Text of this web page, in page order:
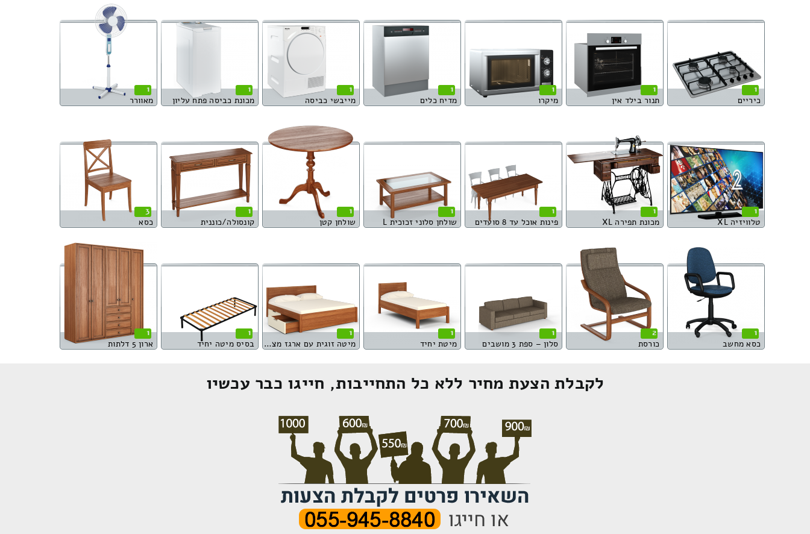
1
כיריים
1
תנור בילד אין
1
מיקרו
1
מדיח כלים
1
מייבשי כביסה
1
מכונת כביסה פתח עליון
1
מאוורר
1
טלוויזיה XL
1
מכונת תפירה XL
1
פינות אוכל עד 8 סועדים
1
שולחן סלוני זכוכית L
1
שולחן קטן
1
קונסולה/כוננית
3
כסא
1
כסא מחשב
2
כורסת
1
סלון – ספת 3 מושבים
1
מיטת יחיד
1
מיטה זוגית עם ארגז מצעים
1
בסיס מיטה יחיד
1
ארון 5 דלתות
לקבלת הצעת מחיר ללא כל התחייבות, חייגו כבר עכשיו